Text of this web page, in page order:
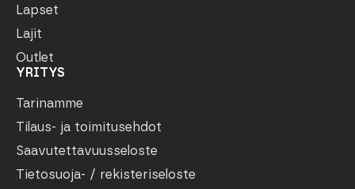
Lapset
Lajit
Outlet
YRITYS
Tarinamme
Tilaus- ja toimitusehdot
Saavutettavuusseloste
Tietosuoja- / rekisteriseloste